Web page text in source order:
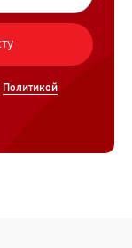
Политикой